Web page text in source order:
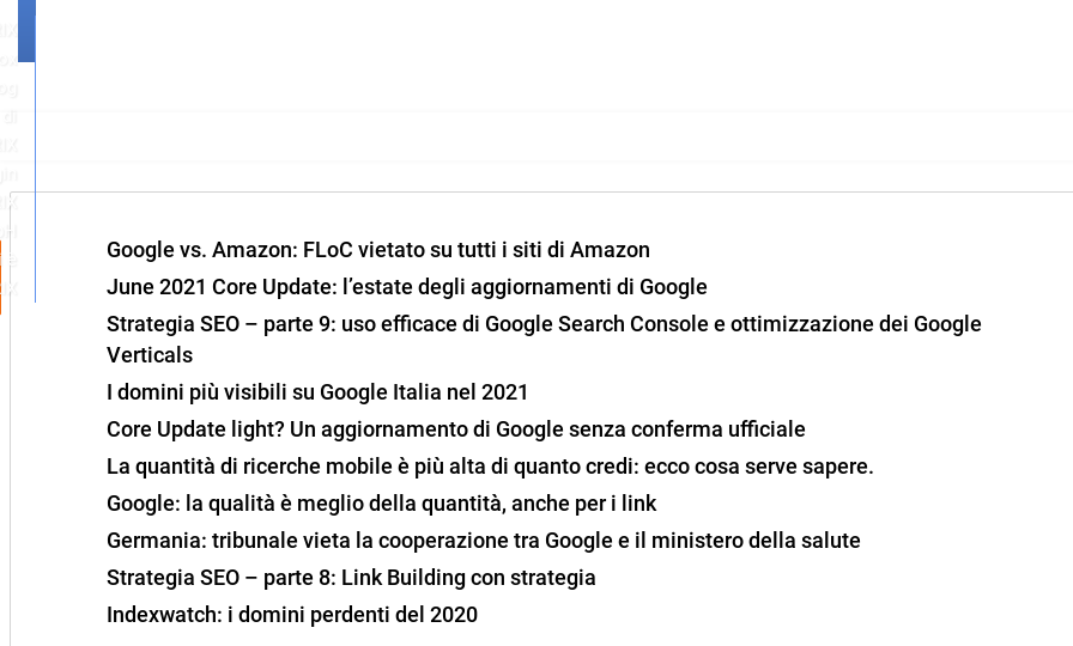
Google vs. Amazon: FLoC vietato su tutti i siti di Amazon
June 2021 Core Update: l’estate degli aggiornamenti di Google
Strategia SEO – parte 9: uso efficace di Google Search Console e ottimizzazione dei Google
Verticals
I domini più visibili su Google Italia nel 2021
Core Update light? Un aggiornamento di Google senza conferma ufficiale
La quantità di ricerche mobile è più alta di quanto credi: ecco cosa serve sapere.
Google: la qualità è meglio della quantità, anche per i link
Germania: tribunale vieta la cooperazione tra Google e il ministero della salute
Strategia SEO – parte 8: Link Building con strategia
Indexwatch: i domini perdenti del 2020